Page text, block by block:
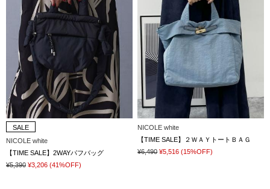
SALE
NICOLE white
【TIME SALE】2WAYパフバッグ
¥5,390 ¥3,206 (41%OFF)
NICOLE white
【TIME SALE】２ＷＡＹトートＢＡＧ
¥6,490 ¥5,516 (15%OFF)